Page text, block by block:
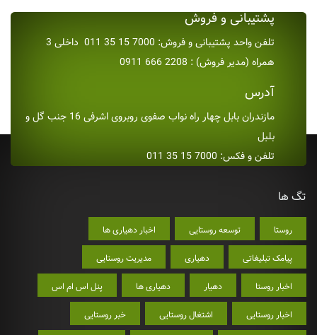
پشتیبانی و فروش
تلفن واحد پشتیبانی و فروش: 7000 15 35 011 داخلی 3
همراه (مدیر فروش) : 2208 666 0911
آدرس
مازندران بابل چهار راه نواب صفوی روبروی اشرفی 16 جنب گل و
بلبل
تلفن و فکس: 7000 15 35 011
تگ ها
روستا توسعه روستایی اخبار دهیاری ها
پیامک تبلیغاتی دهیاری مدیریت روستایی
اخبار روستا دهیار دهیاری ها پنل اس ام اس
اخبار روستایی اشتغال روستایی خبر روستایی